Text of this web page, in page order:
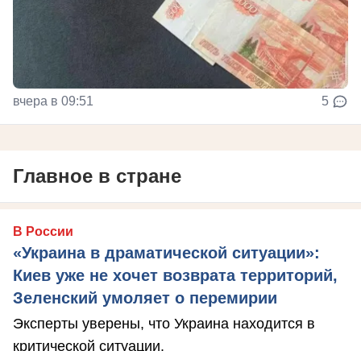
вчера в 09:51 5
Главное в стране
В России
«Украина в драматической ситуации»:
Киев уже не хочет возврата территорий,
Зеленский умоляет о перемирии
Эксперты уверены, что Украина находится в
критической ситуации.